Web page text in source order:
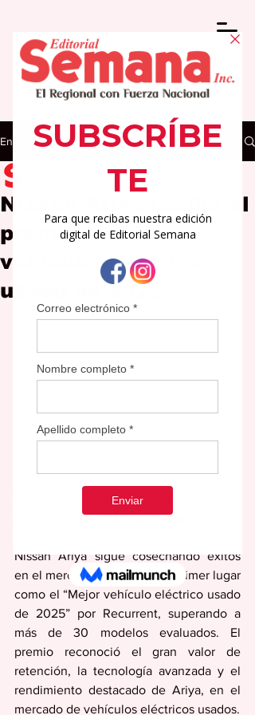
Entrada
Nissan Ariya recibe el
premio al “Mejor
vehículo eléctrico
usado de 2025”
1 min de lectura
Redacción Editorial Semana
redaccion@periodicolasemana.net
Nissan Ariya sigue cosechando éxitos
en el mercado, al obtener el primer lugar
como el “Mejor vehículo eléctrico usado
de 2025” por Recurrent, superando a
más de 30 modelos evaluados. El
premio reconoció el gran valor de
retención, la tecnología avanzada y el
rendimiento destacado de Ariya, en el
mercado de vehículos eléctricos usados.